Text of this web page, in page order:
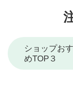
ショップお
めTOP３